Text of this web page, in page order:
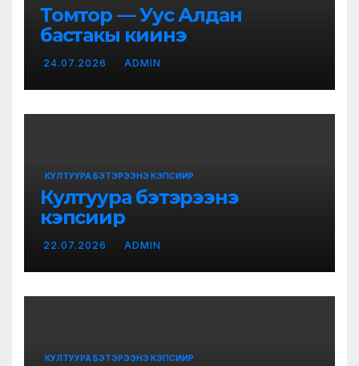
Томтор — Уус Алдан
бастакы киинэ
24.07.2026 ADMIN
КУЛТУУРА БЭТЭРЭЭНЭ КЭПСИИР
Култуура бэтэрээнэ
кэпсиир
22.07.2026 ADMIN
КУЛТУУРА БЭТЭРЭЭНЭ КЭПСИИР